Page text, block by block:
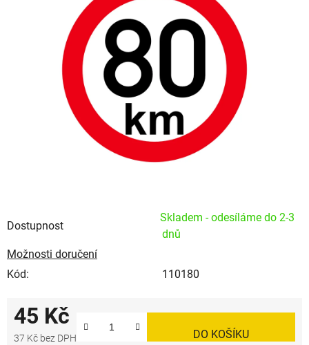
Dostupnost
Skladem - odesíláme do 2-3
dnů
Možnosti doručení
Kód:
110180
45 Kč
37 Kč bez DPH DO KOŠÍKU